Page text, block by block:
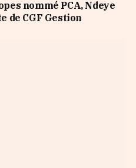
nommé PCA, Ndeye
de CGF Gestion